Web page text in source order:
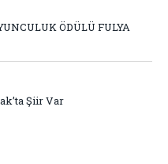
ÖDÜLÜ FULYA
Şiir Var